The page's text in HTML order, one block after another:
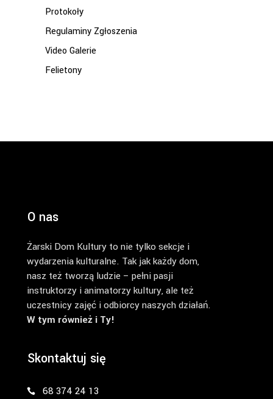
Protokoły
Regulaminy Zgłoszenia
Video Galerie
Felietony
O nas
Żarski Dom Kultury to nie tylko sekcje i
wydarzenia kulturalne. Tak jak każdy dom,
nasz też tworzą ludzie – pełni pasji
instruktorzy i animatorzy kultury, ale też
uczestnicy zajęć i odbiorcy naszych działań.
W tym również i Ty!
Skontaktuj się
68 374 24 13